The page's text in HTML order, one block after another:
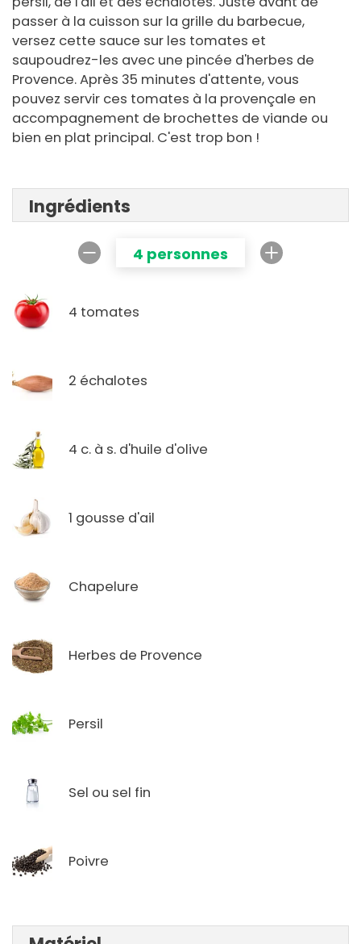
passer à la cuisson sur la grille du barbecue,
versez cette sauce sur les tomates et
saupoudrez-les avec une pincée d'herbes de
Provence. Après 35 minutes d'attente, vous
pouvez servir ces tomates à la provençale en
accompagnement de brochettes de viande ou
bien en plat principal. C'est trop bon !
Ingrédients
4 personnes
4 tomates
2 échalotes
4 c. à s. d'huile d'olive
1 gousse d'ail
Chapelure
Herbes de Provence
Persil
Sel ou sel fin
Poivre